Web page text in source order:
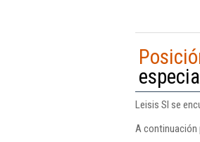
Leisis Sl se
A continuación